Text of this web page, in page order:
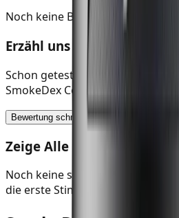
Noch keine Bewertungen
Erzähl uns deine Meinung
Schon getestet? Teile deine
SmokeDex Community.
Bewertung schreiben
Zeige Alle Bewertungen (0)
Noch keine schriftlichen
die erste Stimme!